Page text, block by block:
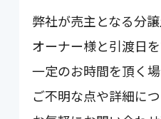
弊社が売主となる分
オーナー様と引渡日
一定のお時間を頂く場
ご不明な点や詳細に